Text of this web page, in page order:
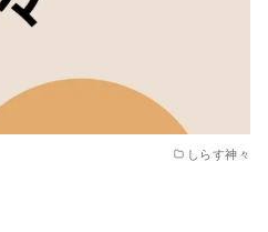
しらす神々